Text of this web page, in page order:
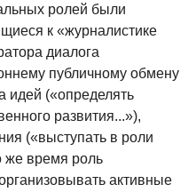
ролей были
к «журналистике
диалога
публичному обмену
идей («определять
развития...»),
(«выступать в роли
же время роль
активные